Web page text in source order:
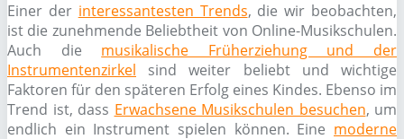
Einer der interessantesten Trends, die wir beobachten,
ist die zunehmende Beliebtheit von Online-Musikschulen.
Auch die musikalische Früherziehung und der
Instrumentenzirkel sind weiter beliebt und wichtige
Faktoren für den späteren Erfolg eines Kindes. Ebenso im
Trend ist, dass Erwachsene Musikschulen besuchen, um
endlich ein Instrument spielen können. Eine moderne